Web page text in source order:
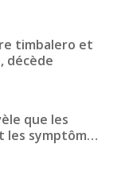
timbalero et
décède
que les
les symptômes
adultes